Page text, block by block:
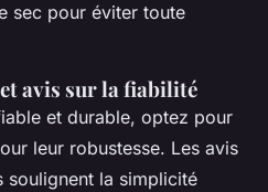
sec pour éviter toute
avis sur la fiabilité
et durable, optez pour
leur robustesse. Les avis
soulignent la simplicité